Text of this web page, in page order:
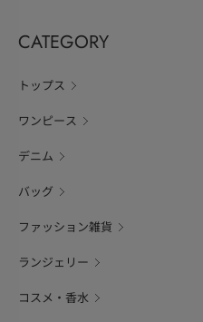
CATEGORY
トップス
ワンピース
デニム
バッグ
ファッション雑貨
ランジェリー
コスメ・香水